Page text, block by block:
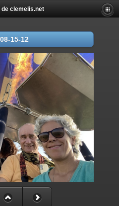
de clemelis.net
15-12